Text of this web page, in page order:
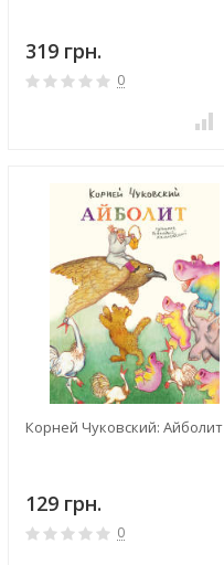
319 грн.
0
Корней Чуковский: Айболит
129 грн.
0